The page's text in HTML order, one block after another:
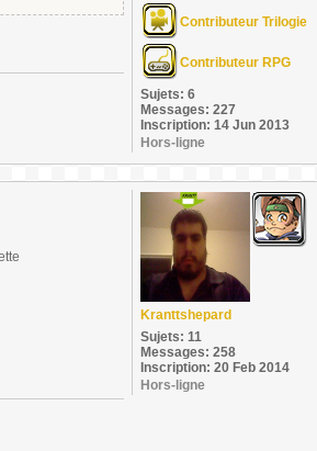
Contributeur Trilogie
Contributeur RPG
Sujets: 6
Messages: 227
Inscription: 14 Jun 2013
Hors-ligne
Kranttshepard
Sujets: 11
Messages: 258
Inscription: 20 Feb 2014
Hors-ligne